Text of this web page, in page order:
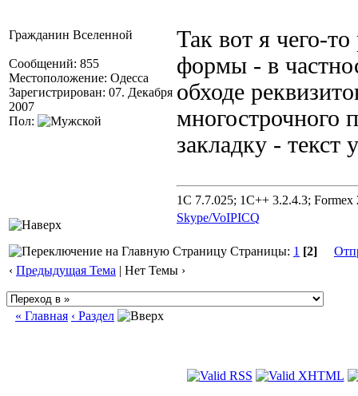
Гражданин Вселенной
Сообщений: 855
Местоположение: Одесса
Зарегистрирован: 07. Декабря
2007
Пол:
Так вот я чего-
формы - в
обходе
многострочного
закладку - текст
1C 7.7.025; 1C++ 3.2.4.3; Formex
Skype/VoIPICQ
Страницы: 1 [2]
‹ Предыдущая Тема | Нет Темы ›
« Главная ‹ Раздел